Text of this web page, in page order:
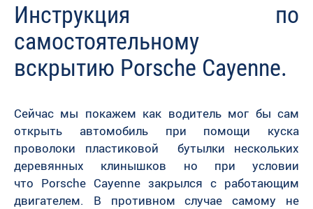
Инструкция по
самостоятельному
вскрытию Porsche Cayenne.
Сейчас мы покажем как водитель мог бы сам
открыть автомобиль при помощи куска
проволоки пластиковой бутылки нескольких
деревянных клинышков но при условии
что Porsche Cayenne закрылся с работающим
двигателем. В противном случае самому не